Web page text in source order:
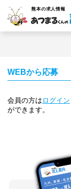
熊本の求人情報
WEBから応募
会員の方はログイン
ができます。